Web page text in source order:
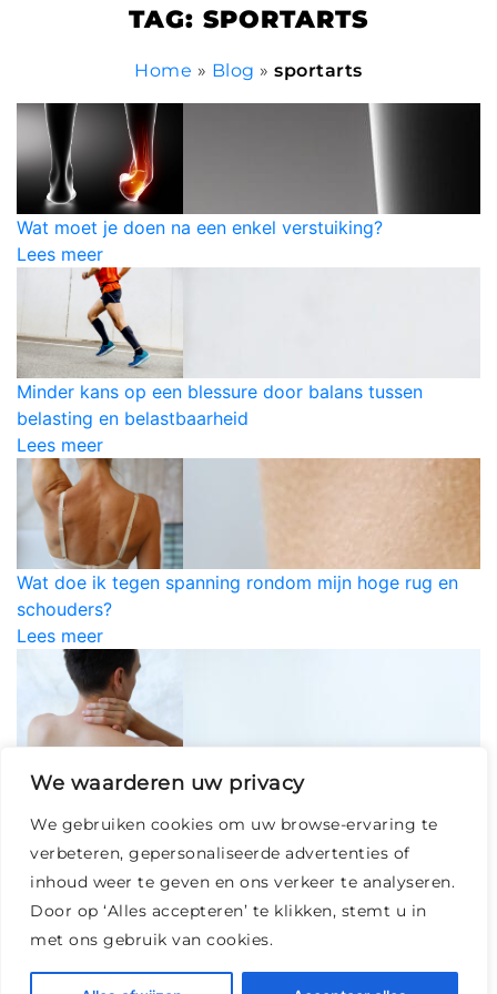
We waarderen uw privacy
We gebruiken cookies om uw browse-ervaring te
verbeteren, gepersonaliseerde advertenties of
inhoud weer te geven en ons verkeer te analyseren.
Door op ‘Alles accepteren’ te klikken, stemt u in
met ons gebruik van cookies.
TAG: SPORTARTS
Home » Blog »sportarts
Wat moet je doen na een enkel verstuiking?
Lees meer
Minder kans op een blessure door balans tussen
belasting en belastbaarheid
Lees meer
Wat doe ik tegen spanning rondom mijn hoge rug en
schouders?
Lees meer
Wat kan ik doen tegen klachten aan mijn nek, arm
Lees meer
Een bezoek aan de sportarts vanwege